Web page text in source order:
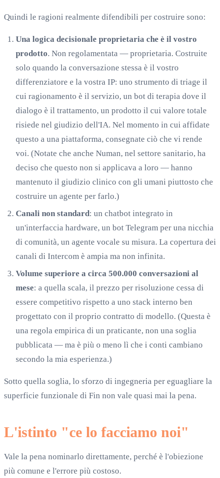
Quindi le ragioni realmente difendibili per costruire sono:
Una logica decisionale proprietaria che è il vostro
prodotto. Non regolamentata — proprietaria. Costruite
solo quando la conversazione stessa è il vostro
differenziatore e la vostra IP: uno strumento di triage il
cui ragionamento è il servizio, un bot di terapia dove il
dialogo è il trattamento, un prodotto il cui valore totale
risiede nel giudizio dell'IA. Nel momento in cui affidate
questo a una piattaforma, consegnate ciò che vi rende
voi. (Notate che anche Numan, nel settore sanitario, ha
deciso che questo non si applicava a loro — hanno
mantenuto il giudizio clinico con gli umani piuttosto che
costruire un agente per farlo.)
Canali non standard: un chatbot integrato in
un'interfaccia hardware, un bot Telegram per una nicchia
di comunità, un agente vocale su misura. La copertura dei
canali di Intercom è ampia ma non infinita.
Volume superiore a circa 500.000 conversazioni al
mese: a quella scala, il prezzo per risoluzione cessa di
essere competitivo rispetto a uno stack interno ben
progettato con il proprio contratto di modello. (Questa è
una regola empirica di un praticante, non una soglia
pubblicata — ma è più o meno lì che i conti cambiano
secondo la mia esperienza.)
Sotto quella soglia, lo sforzo di ingegneria per eguagliare la
superficie funzionale di Fin non vale quasi mai la pena.
L'istinto "ce lo facciamo noi"
Vale la pena nominarlo direttamente, perché è l'obiezione
più comune e l'errore più costoso.